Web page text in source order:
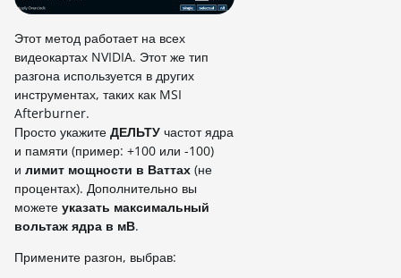
Этот метод работает на всех
видеокартах NVIDIA. Этот же тип
разгона используется в других
инструментах, таких как MSI
Afterburner.
Просто укажите ДЕЛЬТУ частот ядра
и памяти (пример: +100 или -100)
и лимит мощности в Ваттах (не
процентах). Дополнительно вы
можете указать максимальный
вольтаж ядра в мВ.
Примените разгон, выбрав: